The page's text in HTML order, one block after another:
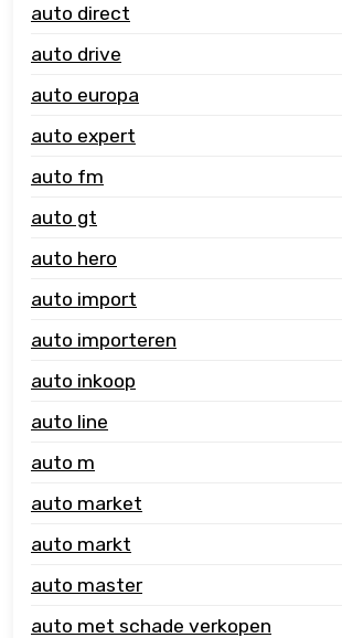
auto direct
auto drive
auto europa
auto expert
auto fm
auto gt
auto hero
auto import
auto importeren
auto inkoop
auto line
auto m
auto market
auto markt
auto master
auto met schade verkopen